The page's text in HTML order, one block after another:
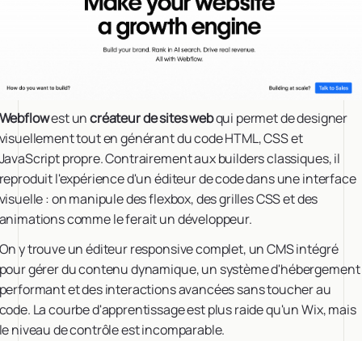
est uncréateur de sites webqui permet de designer
tout en générant du code HTML, CSS et
propre. Contrairement aux builders classiques, il
l'expérience d'un éditeur de code dans une interface
: on manipule des flexbox, des grilles CSS et des
comme le ferait un développeur.
y trouve un éditeur responsive complet, un CMS intégré
gérer du contenu dynamique, un système d'hébergement
et des interactions avancées sans toucher au
La courbe d'apprentissage est plus raide qu'un Wix, mais
niveau de contrôle est incomparable.